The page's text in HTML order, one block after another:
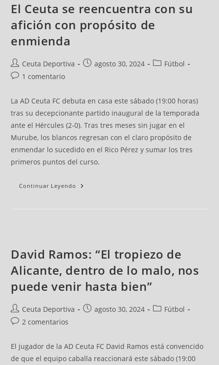
El Ceuta se reencuentra con su
afición con propósito de
enmienda
Ceuta Deportiva agosto 30, 2024
Fútbol
1 comentario
La AD Ceuta FC debuta en casa este sábado (19:00 horas)
tras su decepcionante partido inaugural de la temporada
ante el Hércules (2-0). Tras tres meses sin jugar en el
Murube, los blancos regresan con el claro propósito de
enmendar lo sucedido en el Rico Pérez y sumar los tres
primeros puntos del curso.
Continuar Leyendo
David Ramos: “El tropiezo de
Alicante, dentro de lo malo, nos
puede venir hasta bien”
Ceuta Deportiva agosto 30, 2024
Fútbol
2 comentarios
El jugador de la AD Ceuta FC David Ramos está convencido
de que el equipo caballa reaccionará este sábado (19:00